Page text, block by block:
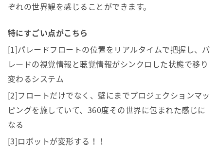
ぞれの世界観を感じることができます。
特にすごい点がこちら
[1]パレードフロートの位置をリアルタイムで把握し、パ
レードの視覚情報と聴覚情報がシンクロした状態で移り
変わるシステム
[2]フロートだけでなく、壁にまでプロジェクションマッ
ピングを施していて、360度その世界に包まれた感じに
なる
[3]ロボットが変形する！！